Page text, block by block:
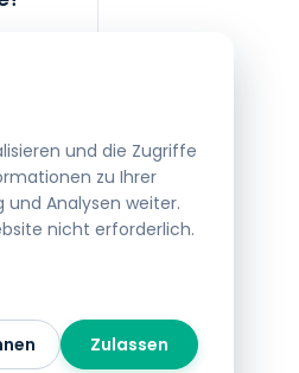
und die Zugriffe
zu Ihrer
Analysen weiter.
nicht erforderlich.
Zulassen